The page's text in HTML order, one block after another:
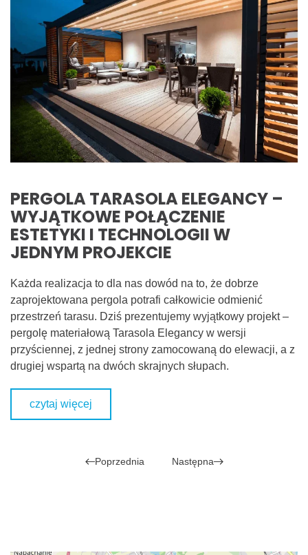
PERGOLA TARASOLA ELEGANCY –
WYJĄTKOWE POŁĄCZENIE
ESTETYKI I TECHNOLOGII W
JEDNYM PROJEKCIE
Każda realizacja to dla nas dowód na to, że dobrze
zaprojektowana pergola potrafi całkowicie odmienić
przestrzeń tarasu. Dziś prezentujemy wyjątkowy projekt –
pergolę materiałową Tarasola Elegancy w wersji
przyściennej, z jednej strony zamocowaną do elewacji, a z
drugiej wspartą na dwóch skrajnych słupach.
czytaj więcej
Poprzednia Następna